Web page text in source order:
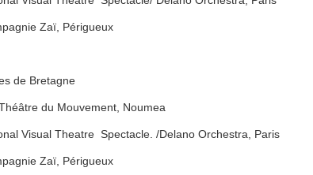
Zaï, Périgueux
de Bretagne
du Mouvement, Noumea
Visual Theatre Spectacle. /Delano Orchestra, Paris
Zaï, Périgueux